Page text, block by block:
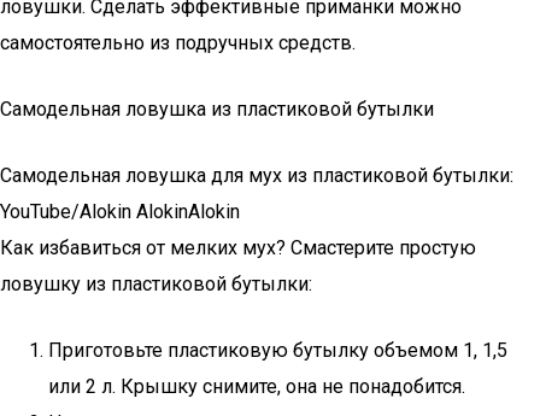
ловушки. Сделать эффективные приманки можно
самостоятельно из подручных средств.
Самодельная ловушка из пластиковой бутылки
Самодельная ловушка для мух из пластиковой бутылки:
YouTube/Alokin AlokinAlokin
Как избавиться от мелких мух? Смастерите простую
ловушку из пластиковой бутылки:
Приготовьте пластиковую бутылку объемом 1, 1,5
или 2 л. Крышку снимите, она не понадобится.